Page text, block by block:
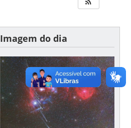
Imagem do dia